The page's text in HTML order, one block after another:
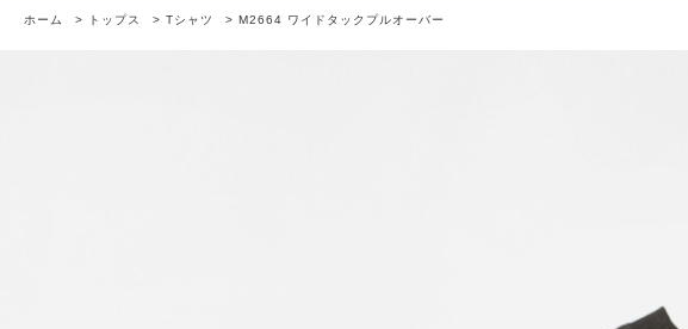
ホーム > トップス > Tシャツ > M2664 ワイドタックプルオーバー